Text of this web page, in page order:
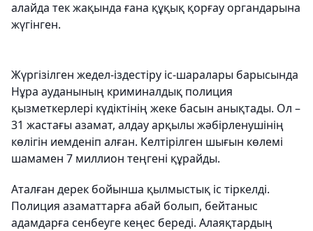
алайда тек жақында ғана құқық қорғау органдарына
жүгінген.
Жүргізілген жедел-іздестіру іс-шаралары барысында
Нұра ауданының криминалдық полиция
қызметкерлері күдіктінің жеке басын анықтады. Ол –
31 жастағы азамат, алдау арқылы жәбірленушінің
көлігін иемденіп алған. Келтірілген шығын көлемі
шамамен 7 миллион теңгені құрайды.
Аталған дерек бойынша қылмыстық іс тіркелді.
Полиция азаматтарға абай болып, бейтаныс
адамдарға сенбеуге кеңес береді. Алаяқтардың